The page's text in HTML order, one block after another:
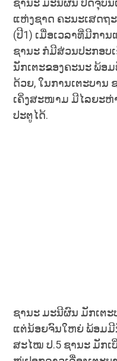
ຊານະ ມະນີຜົນ ປັດຈຸບັ
ແຫ່ງຊາດ ຄະນະເສດຖ
(ປີ1) ເມື່ອເວລາທີ່ມີກາ
ຊານະ ກໍມີສ່ວນປະກອບ
ນັກເຕະຂອງຄະນະ ພ້ອ
ດ້ວຍ, ໃນການເຕະບານ
ເຄິ່ງສະໜາມ ມີໄລຍະຫ່
ປະຕູໄດ້.
ຊານະ ມະນີຜົນ ມັກເຕະ
ແຕ່ນ້ອຍຈົນໃຫຍ່ ພ້ອມມີ
ສະໄໝ ປ.5 ຊານະ ມັກເ